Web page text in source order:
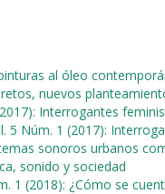
al óleo
nuevos
Interrogantes
5 Núm. 1 (2017):
sonoros urbanos
sonido y sociedad
1 (2018): ¿Cómo se